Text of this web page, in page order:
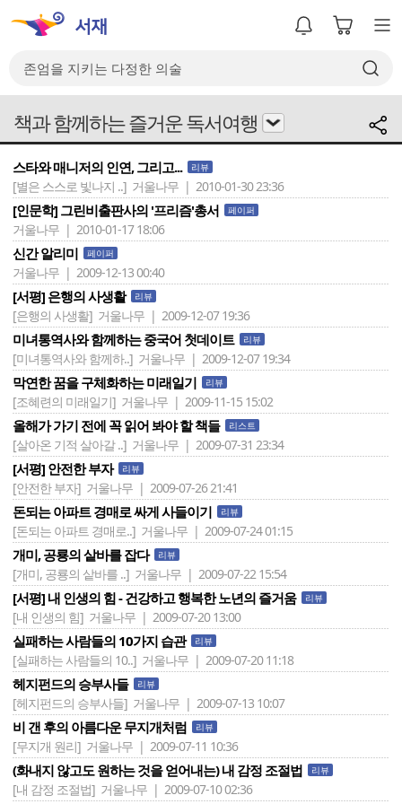
책과 함께하는 즐거운 독서여행
스타와 매니저의 인연, 그리고... 리뷰
[별은 스스로 빛나지 ..] 거울나무 | 2010-01-30 23:36
[인문학] 그린비출판사의 '프리즘'총서 페이퍼
거울나무 | 2010-01-17 18:06
신간 알리미 페이퍼
거울나무 | 2009-12-13 00:40
[서평] 은행의 사생활 리뷰
[은행의 사생활] 거울나무 | 2009-12-07 19:36
미녀통역사와 함께하는 중국어 첫데이트 리뷰
[미녀통역사와 함께하..] 거울나무 | 2009-12-07 19:34
막연한 꿈을 구체화하는 미래일기 리뷰
[조혜련의 미래일기] 거울나무 | 2009-11-15 15:02
올해가 가기 전에 꼭 읽어 봐야 할 책들 리스트
[살아온 기적 살아갈 ..] 거울나무 | 2009-07-31 23:34
[서평] 안전한 부자 리뷰
[안전한 부자] 거울나무 | 2009-07-26 21:41
돈되는 아파트 경매로 싸게 사들이기 리뷰
[돈되는 아파트 경매로..] 거울나무 | 2009-07-24 01:15
개미, 공룡의 샅바를 잡다 리뷰
[개미, 공룡의 샅바를 ..] 거울나무 | 2009-07-22 15:54
[서평] 내 인생의 힘 - 건강하고 행복한 노년의 즐거움 리뷰
[내 인생의 힘] 거울나무 | 2009-07-20 13:00
실패하는 사람들의 10가지 습관 리뷰
[실패하는 사람들의 10..] 거울나무 | 2009-07-20 11:18
헤지펀드의 승부사들 리뷰
[헤지펀드의 승부사들] 거울나무 | 2009-07-13 10:07
비 갠 후의 아름다운 무지개처럼 리뷰
[무지개 원리] 거울나무 | 2009-07-11 10:36
(화내지 않고도 원하는 것을 얻어내는) 내 감정 조절법 리뷰
[내 감정 조절법] 거울나무 | 2009-07-10 02:36